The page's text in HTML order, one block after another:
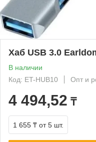
Хаб USB 3.0
В наличии
Код: ET-HUB10
Опт и
4 494,52 ₸
1 655 ₸ от 5 шт.